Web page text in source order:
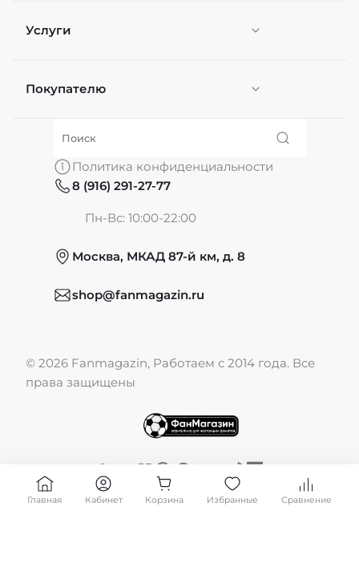
Я согласен(а) на
обработку персональных
Отправить
Услуги
Персонификация
Покупателю
О нас
Обмен и возврат
Публичная оферта
Политика конфиденциальности
8 (916) 291-27-77
Пн-Вс: 10:00-22:00
Москва, МКАД 87-й км, д. 8
shop@fanmagazin.ru
© 2026 Fanmagazin, Работаем с 2014 года. Все
права защищены
Главная Кабинет Корзина Избранные Сравнение